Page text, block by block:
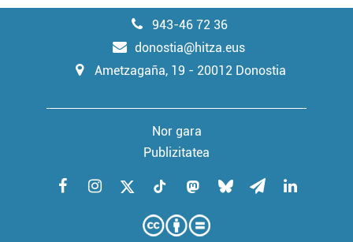
943-46 72 36
donostia@hitza.eus
Ametzagaña, 19 - 20012 Donostia
Nor gara
Publizitatea